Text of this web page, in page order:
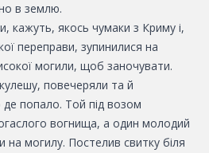
в землю.
кажуть, якось чумаки з Криму і,
переправи, зупинилися на
могили, щоб заночувати.
повечеряли та й
попало. Той під возом
вогнища, а один молодий
на могилу. Постелив свитку біля